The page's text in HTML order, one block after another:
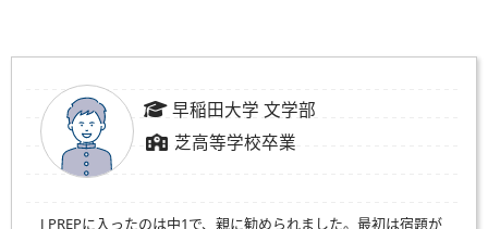
早稲田大学 文学部
芝高等学校卒業
J PREPに入ったのは中1で、親に勧められました。最初は宿題が